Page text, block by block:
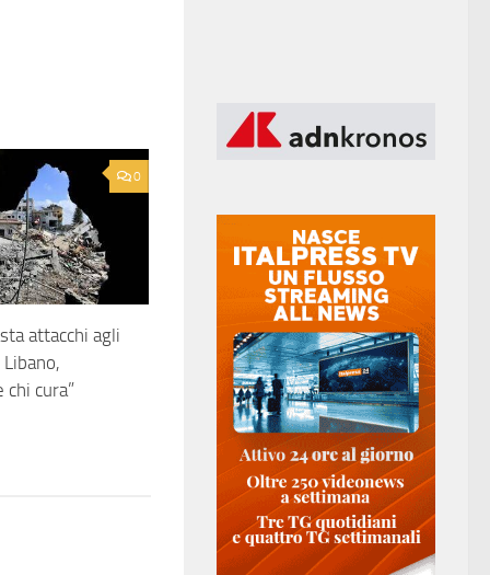
0
attacchi agli
cura”